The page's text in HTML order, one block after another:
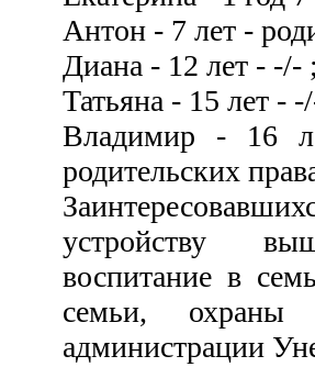
Антон - 7 лет -
Диана - 12 лет - -/-
Татьяна - 15 лет -
Владимир - 16
родительских
устройству
воспитание в
семьи, охраны
администрации